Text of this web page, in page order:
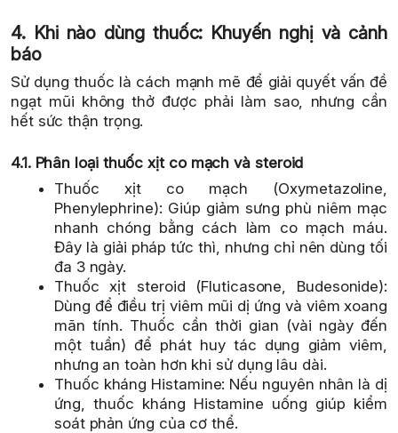
4. Khi nào dùng thuốc: Khuyến nghị và cảnh
báo
Sử dụng thuốc là cách mạnh mẽ để giải quyết vấn đề
ngạt mũi không thở được phải làm sao, nhưng cần
hết sức thận trọng.
4.1. Phân loại thuốc xịt co mạch và steroid
Thuốc xịt co mạch (Oxymetazoline,
Phenylephrine): Giúp giảm sưng phù niêm mạc
nhanh chóng bằng cách làm co mạch máu.
Đây là giải pháp tức thì, nhưng chỉ nên dùng tối
đa 3 ngày.
Thuốc xịt steroid (Fluticasone, Budesonide):
Dùng để điều trị viêm mũi dị ứng và viêm xoang
mãn tính. Thuốc cần thời gian (vài ngày đến
một tuần) để phát huy tác dụng giảm viêm,
nhưng an toàn hơn khi sử dụng lâu dài.
Thuốc kháng Histamine: Nếu nguyên nhân là dị
ứng, thuốc kháng Histamine uống giúp kiểm
soát phản ứng của cơ thể.